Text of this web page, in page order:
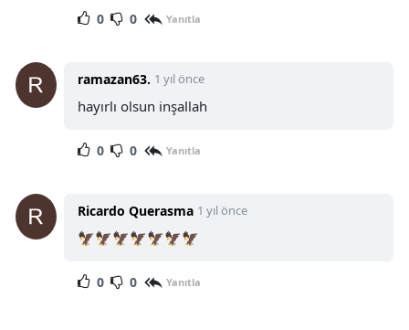
0 0 Yanıtla
ramazan63. 1 yıl önce
hayırlı olsun inşallah
0 0 Yanıtla
Ricardo Querasma 1 yıl önce
🦅🦅🦅🦅🦅🦅🦅
0 0 Yanıtla